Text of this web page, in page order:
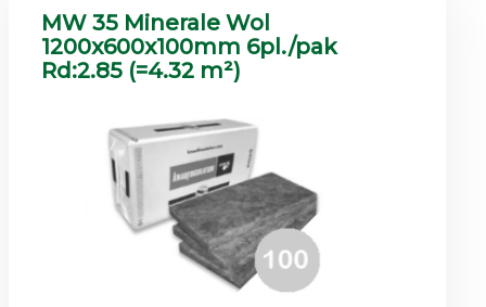
MW 35 Minerale Wol
1200x600x100mm 6pl./pak
Rd:2.85 (=4.32 m²)